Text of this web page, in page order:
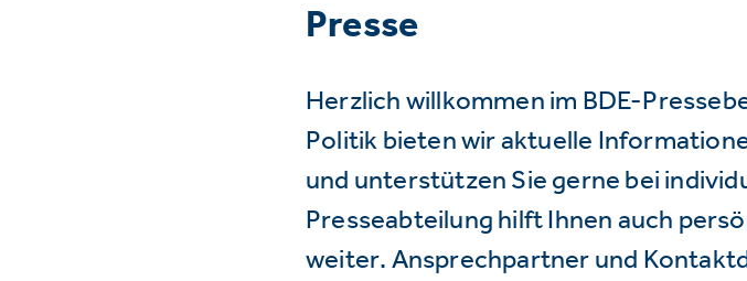
Presse
Herzlich willkommen im BDE-
Politik bieten wir aktuelle
und unterstützen Sie gerne bei
Presseabteilung hilft Ihnen auch
weiter. Ansprechpartner und